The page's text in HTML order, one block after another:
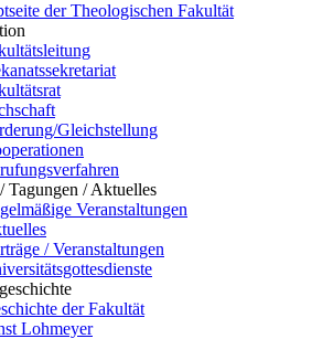
der Theologischen Fakultät
Gleichstellung
Tagungen / Aktuelles
Veranstaltungen
/ Veranstaltungen
der Fakultät
Lohmeyer